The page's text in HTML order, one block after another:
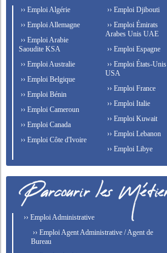
›› Emploi Algérie
›› Emploi Allemagne
›› Emploi Arabie
Saoudite KSA
›› Emploi Australie
›› Emploi Belgique
›› Emploi Bénin
›› Emploi Cameroun
›› Emploi Canada
›› Emploi Côte d'Ivoire
›› Emploi Djibouti
›› Emploi Émirats
Arabes Unis UAE
›› Emploi Espagne
›› Emploi États-Unis
USA
›› Emploi France
›› Emploi Italie
›› Emploi Kuwait
›› Emploi Lebanon
›› Emploi Libye
›› Emploi Administrative
›› Emploi Agent Administrative / Agent de
Bureau